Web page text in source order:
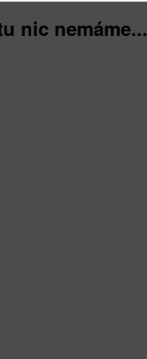
nic nemáme...